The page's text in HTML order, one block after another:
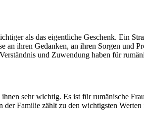
als das eigentliche Geschenk. Ein
ihren Gedanken, an ihren Sorgen und
und Zuwendung haben für
sehr wichtig. Es ist für rumänische
Familie zählt zu den wichtigsten Werten